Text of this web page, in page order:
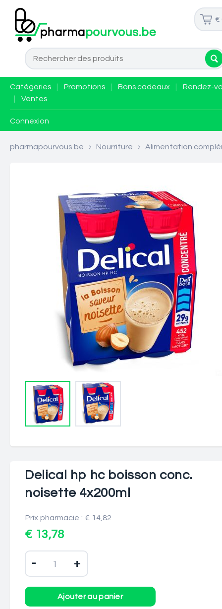
€
Catégories Promotions Bons cadeaux
Rendez-
Ventes
Connexion
pharmapourvous.be > Nourriture > Alimentation
Delical hp hc boisson conc.
noisette 4x200ml
Prix pharmacie : € 14,82
€ 13,78
- +